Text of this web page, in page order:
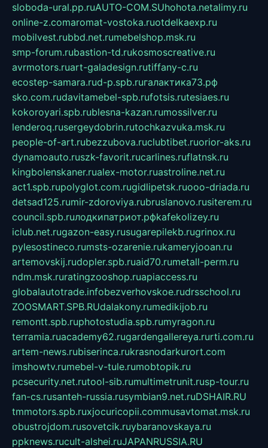
sloboda-ural.pp.ruAUTO-COM.SUhohota.netalimy.ru
online-z.comaromat-vostoka.ruotdelkaexp.ru
mobilvest.rubbd.net.rumebelshop.msk.ru
smp-forum.rubastion-td.rukosmoscreative.ru
avrmotors.ruart-galadesign.rutiffany-c.ru
ecostep-samara.rud-p.spb.ruгалактика73.рф
sko.com.rudavitamebel-spb.rufotsis.rutesiaes.ru
kokoroyari.spb.rublesna-kazan.rumossilver.ru
lenderoq.rusergeydobrin.rutochkazvuka.msk.ru
people-of-art.rubezzubova.ruclubtibet.ruorior-aks.ru
dynamoauto.ruszk-favorit.rucarlines.ruflatnsk.ru
kingbolenskaner.rualex-motor.ruastroline.net.ru
act1.spb.rupolyglot.com.rugidlipetsk.ruooo-driada.ru
detsad125.rumir-zdoroviya.rubruslanovo.rusiterem.ru
council.spb.ruлодкипатриот.рфkafekolizey.ru
iclub.net.rugazon-easy.rusugarepilekb.rugrinox.ru
pylesostineco.rumsts-ozarenie.rukameryjooan.ru
artemovskij.rudopler.spb.ruaid70.rumetall-perm.ru
ndm.msk.ruratingzooshop.ruapiaccess.ru
globalautotrade.infobezverhovskoe.rudrsschool.ru
ZOOSMART.SPB.RUdalakony.rumedikijob.ru
remontt.spb.ruphotostudia.spb.rumyragon.ru
terramia.ruacademy62.rugardengallereya.rurti.com.ru
artem-news.rubiserinca.rukrasnodarkurort.com
imshowtv.rumebel-v-tule.rumobtopik.ru
pcsecurity.net.rutool-sib.rumultimetrunit.rusp-tour.ru
fan-cs.rusanteh-russia.rusymbian9.net.ruDSHAIR.RU
tmmotors.spb.ruxjocuricopii.commusavtomat.msk.ru
obustrojdom.rusovetcik.ruybaranovskaya.ru
ppknews.rucult-alshei.ruJAPANRUSSIA.RU